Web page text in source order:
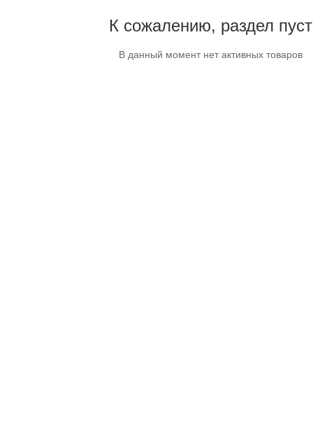
К сожалению, раздел пуст
В данный момент нет активных товаров